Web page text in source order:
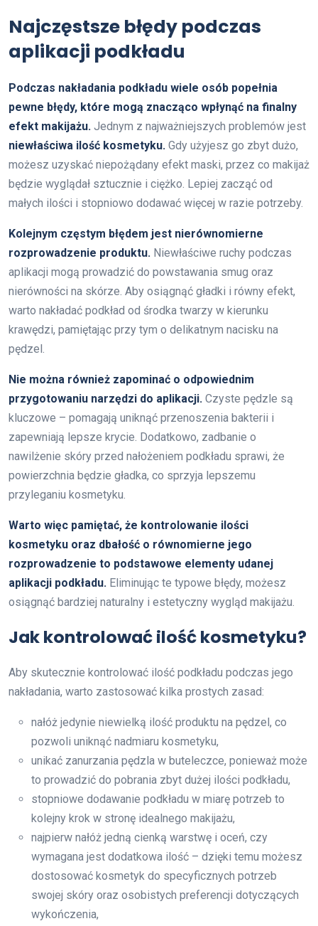
Najczęstsze błędy podczas
aplikacji podkładu
Podczas nakładania podkładu wiele osób popełnia
pewne błędy, które mogą znacząco wpłynąć na finalny
efekt makijażu. Jednym z najważniejszych problemów jest
niewłaściwa ilość kosmetyku. Gdy użyjesz go zbyt dużo,
możesz uzyskać niepożądany efekt maski, przez co makijaż
będzie wyglądał sztucznie i ciężko. Lepiej zacząć od
małych ilości i stopniowo dodawać więcej w razie potrzeby.
Kolejnym częstym błędem jest nierównomierne
rozprowadzenie produktu. Niewłaściwe ruchy podczas
aplikacji mogą prowadzić do powstawania smug oraz
nierówności na skórze. Aby osiągnąć gładki i równy efekt,
warto nakładać podkład od środka twarzy w kierunku
krawędzi, pamiętając przy tym o delikatnym nacisku na
pędzel.
Nie można również zapominać o odpowiednim
przygotowaniu narzędzi do aplikacji. Czyste pędzle są
kluczowe – pomagają uniknąć przenoszenia bakterii i
zapewniają lepsze krycie. Dodatkowo, zadbanie o
nawilżenie skóry przed nałożeniem podkładu sprawi, że
powierzchnia będzie gładka, co sprzyja lepszemu
przyleganiu kosmetyku.
Warto więc pamiętać, że kontrolowanie ilości
kosmetyku oraz dbałość o równomierne jego
rozprowadzenie to podstawowe elementy udanej
aplikacji podkładu. Eliminując te typowe błędy, możesz
osiągnąć bardziej naturalny i estetyczny wygląd makijażu.
Jak kontrolować ilość kosmetyku?
Aby skutecznie kontrolować ilość podkładu podczas jego
nakładania, warto zastosować kilka prostych zasad:
nałóż jedynie niewielką ilość produktu na pędzel, co
pozwoli uniknąć nadmiaru kosmetyku,
unikać zanurzania pędzla w buteleczce, ponieważ może
to prowadzić do pobrania zbyt dużej ilości podkładu,
stopniowe dodawanie podkładu w miarę potrzeb to
kolejny krok w stronę idealnego makijażu,
najpierw nałóż jedną cienką warstwę i oceń, czy
wymagana jest dodatkowa ilość – dzięki temu możesz
dostosować kosmetyk do specyficznych potrzeb
swojej skóry oraz osobistych preferencji dotyczących
wykończenia,